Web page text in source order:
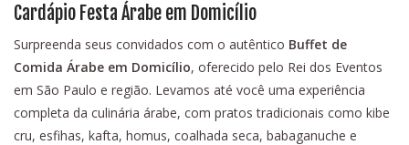
Cardápio Festa Árabe em Domicílio
Surpreenda seus convidados com o autêntico Buffet de
Comida Árabe em Domicílio, oferecido pelo Rei dos Eventos
em São Paulo e região. Levamos até você uma experiência
completa da culinária árabe, com pratos tradicionais como kibe
cru, esfihas, kafta, homus, coalhada seca, babaganuche e